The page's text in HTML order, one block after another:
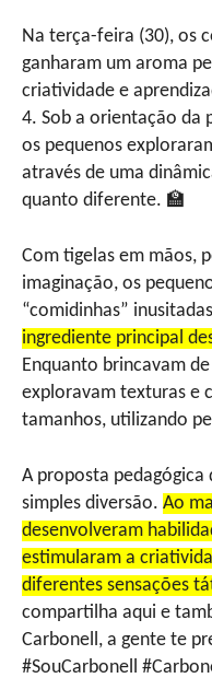
Na terça-feira (30), os
ganharam um aroma
criatividade e
4. Sob a orientação da
os pequenos
através de uma
quanto diferente. 🏫
Com tigelas em mãos,
imaginação, os
“comidinhas”
ingrediente principal
Enquanto brincavam
exploravam texturas e
tamanhos, utilizando
A proposta
simples diversão. Ao
desenvolveram
estimularam a
diferentes sensações
compartilha aqui e
Carbonell, a gente te
#SouCarbonell